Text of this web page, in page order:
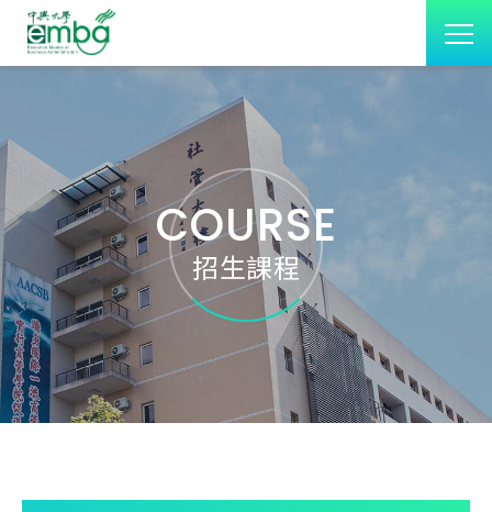
COURSE
招生課程